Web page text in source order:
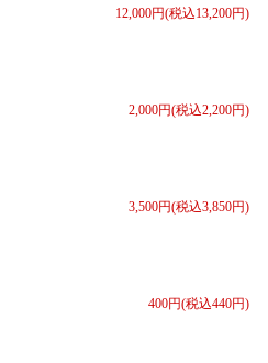
12,000円(税込13,200円)
2,000円(税込2,200円)
3,500円(税込3,850円)
400円(税込440円)